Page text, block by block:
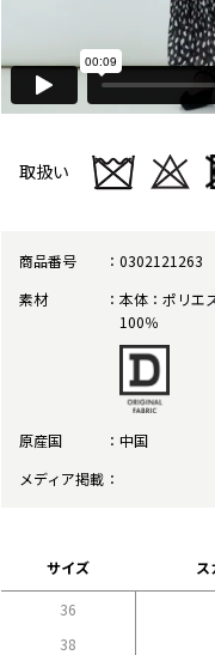
取扱い
商品番号
0302121263
素材
本体：ポリエ
100％
原産国
中国
メディア掲載
サイズ
36
38